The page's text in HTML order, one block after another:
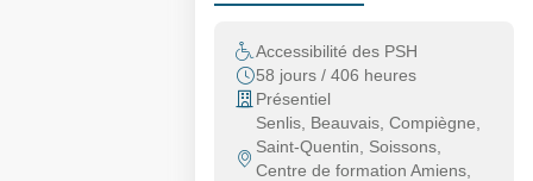
Accessibilité des PSH
58 jours / 406 heures
Présentiel
Senlis, Beauvais, Compiègne,
Saint-Quentin, Soissons,
Centre de formation Amiens,